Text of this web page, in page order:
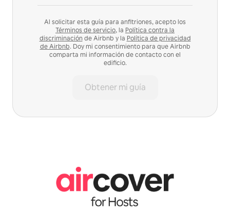
Al solicitar esta guía para anfitriones, acepto los
Términos de servicio, la Política contra la
discriminación de Airbnb y la Política de privacidad
de Airbnb. Doy mi consentimiento para que Airbnb
comparta mi información de contacto con el
edificio.
Obtener mi guía